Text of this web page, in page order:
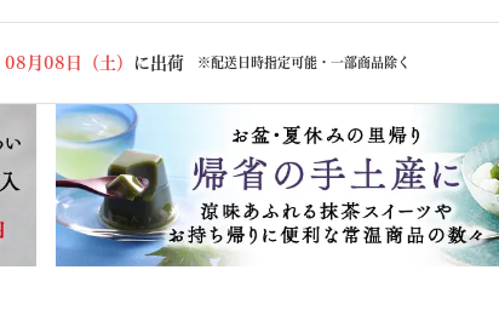
08月08日（土） に出荷 ※配送日時指定可能・一部商品除く